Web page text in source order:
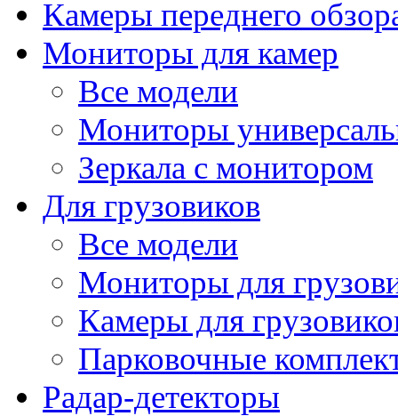
Камеры переднего
Мониторы для камер
Все модели
Мониторы
Зеркала с монитором
Для грузовиков
Все модели
Мониторы для
Камеры для
Парковочные
Радар-детекторы